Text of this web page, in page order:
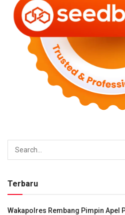
Terbaru
Wakapolres Rembang Pimpin Apel